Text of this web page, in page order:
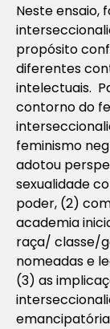
Neste ensaio,
propósito
diferentes
intelectuais.
contorno do
feminismo
adotou
sexualidade
poder, (2)
academia
raça/ classe/
nomeadas e
(3) as